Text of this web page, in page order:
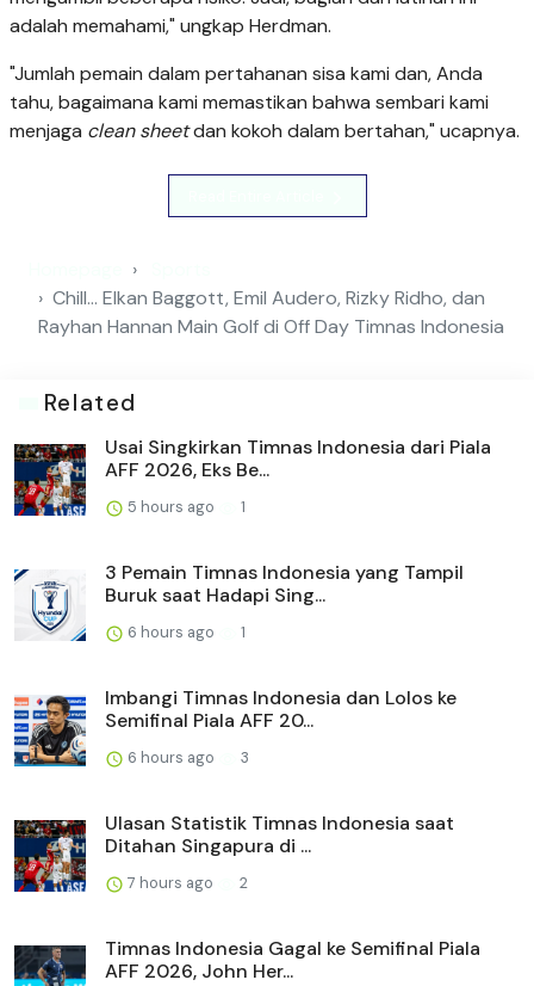
adalah memahami," ungkap Herdman.
"Jumlah pemain dalam pertahanan sisa kami dan, Anda
tahu, bagaimana kami memastikan bahwa sembari kami
menjaga clean sheetdan kokoh dalam bertahan," ucapnya.
Chill... Elkan Baggott, Emil Audero, Rizky Ridho, dan
Rayhan Hannan Main Golf di Off Day Timnas Indonesia
Related
Usai Singkirkan Timnas Indonesia dari Piala
AFF 2026, Eks Be...
5 hours ago 1
3 Pemain Timnas Indonesia yang Tampil
Buruk saat Hadapi Sing...
6 hours ago 1
Imbangi Timnas Indonesia dan Lolos ke
Semifinal Piala AFF 20...
6 hours ago 3
Ulasan Statistik Timnas Indonesia saat
Ditahan Singapura di ...
7 hours ago 2
Timnas Indonesia Gagal ke Semifinal Piala
AFF 2026, John Her...